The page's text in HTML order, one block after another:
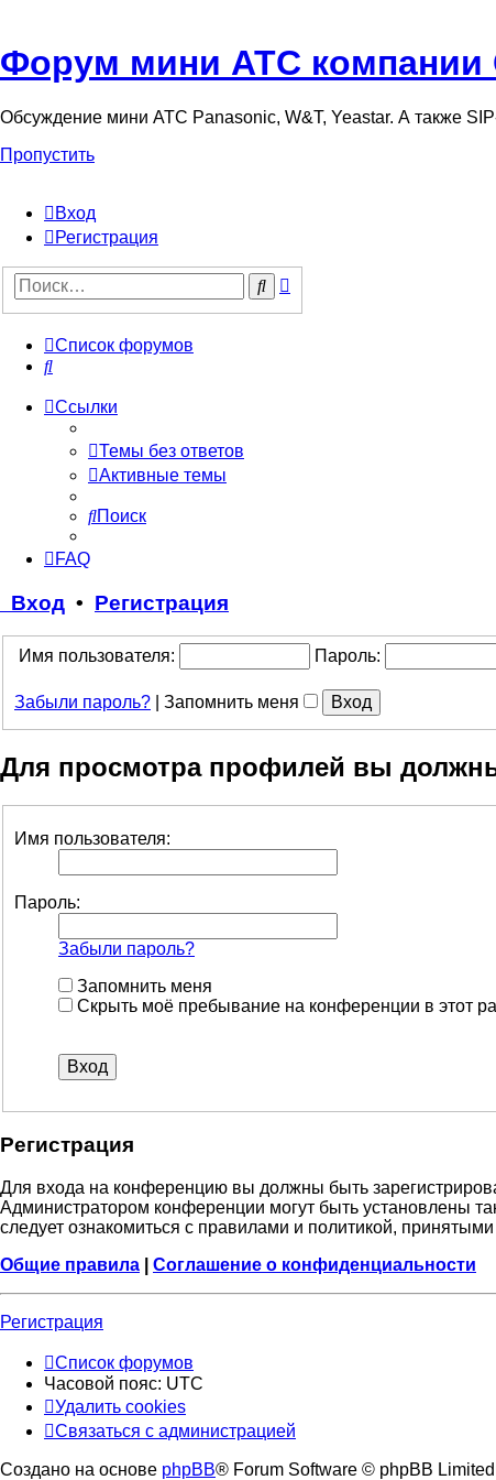
Форум мини АТС компании
Обсуждение мини АТС Panasonic, W&T, Yeastar. А также
Пропустить
Вход
Регистрация
Поиск
Список форумов
Поиск
Ссылки
Темы без ответов
Активные темы
Поиск
FAQ
Вход • Регистрация
Имя пользователя: Пароль:
Забыли пароль? Запомнить меня
Для просмотра профилей вы
Имя пользователя:
Пароль:
Забыли пароль?
Запомнить меня
Скрыть моё пребывание на конференции в этот
Регистрация
Для входа на конференцию вы должны быть
Администратором конференции могут быть установлены
следует ознакомиться с правилами и политикой,
Общие правила
Соглашение о конфиденциальности
Регистрация
Список форумов
Часовой пояс: UTC
Удалить cookies
Связаться с администрацией
Создано на основе phpBB® Forum Software © phpBB Limited